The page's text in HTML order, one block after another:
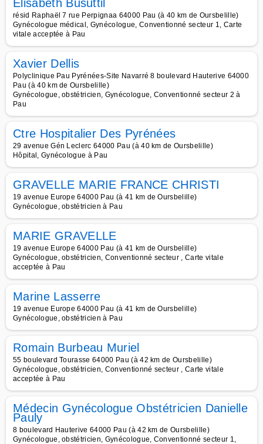
Elisabeth Busuttil
résid Raphaël 7 rue Perpignaa 64000 Pau (à 40 km de Oursbelille)
Gynécologue médical, Gynécologue, Conventionné secteur 1, Carte
vitale acceptée à Pau
Xavier Dellis
Polyclinique Pau Pyrénées-Site Navarré 8 boulevard Hauterive 64000
Pau (à 40 km de Oursbelille)
Gynécologue, obstétricien, Gynécologue, Conventionné secteur 2 à
Pau
Ctre Hospitalier Des Pyrénées
29 avenue Gén Leclerc 64000 Pau (à 40 km de Oursbelille)
Hôpital, Gynécologue à Pau
GRAVELLE MARIE FRANCE CHRISTI
19 avenue Europe 64000 Pau (à 41 km de Oursbelille)
Gynécologue, obstétricien à Pau
MARIE GRAVELLE
19 avenue Europe 64000 Pau (à 41 km de Oursbelille)
Gynécologue, obstétricien, Conventionné secteur , Carte vitale
acceptée à Pau
Marine Lasserre
19 avenue Europe 64000 Pau (à 41 km de Oursbelille)
Gynécologue, obstétricien à Pau
Romain Burbeau Muriel
55 boulevard Tourasse 64000 Pau (à 42 km de Oursbelille)
Gynécologue, obstétricien, Conventionné secteur , Carte vitale
acceptée à Pau
Médecin Gynécologue Obstétricien Danielle
Pauly
8 boulevard Hauterive 64000 Pau (à 42 km de Oursbelille)
Gynécologue, obstétricien, Gynécologue, Conventionné secteur 1,